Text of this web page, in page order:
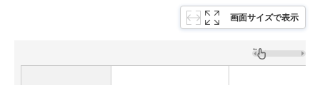
画面サイズで表示